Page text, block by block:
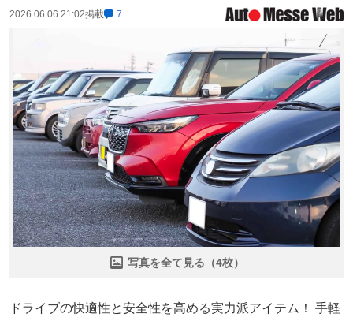
2026.06.06 21:02掲載 7
写真を全て見る（4枚）
ドライブの快適性と安全性を高める実力派アイテム！ 手軽